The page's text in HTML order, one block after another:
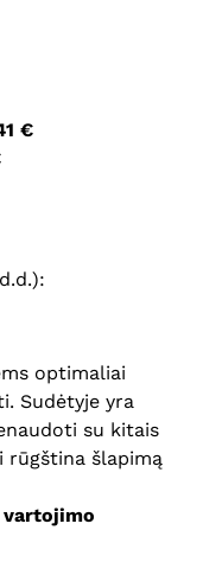
€
optimaliai
Sudėtyje yra
su kitais
rūgština šlapimą
vartojimo